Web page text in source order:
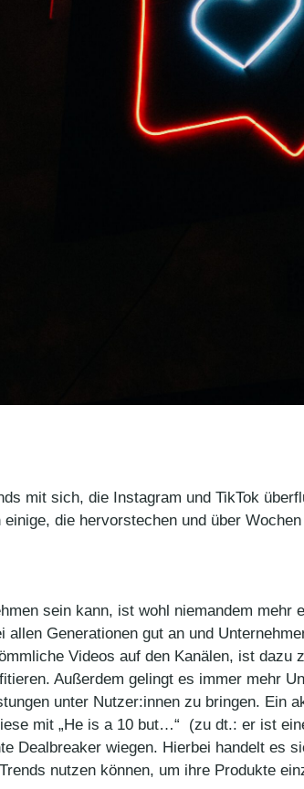
mit sich, die Instagram und TikTok
die hervorstechen und über
sein kann, ist wohl niemandem mehr
Generationen gut an und
Videos auf den Kanälen, ist
Außerdem gelingt es immer mehr
unter Nutzer:innen zu bringen. Ein
mit „He is a 10 but…“ (zu dt.: er ist
Dealbreaker wiegen. Hierbei handelt es
nutzen können, um ihre Produkte